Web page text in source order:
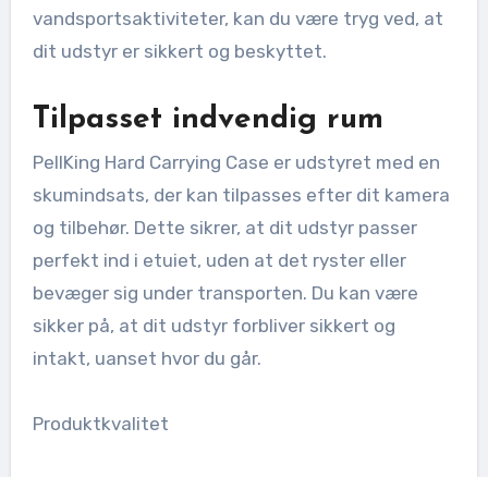
vandsportsaktiviteter, kan du være tryg ved, at
dit udstyr er sikkert og beskyttet.
Tilpasset indvendig rum
PellKing Hard Carrying Case er udstyret med en
skumindsats, der kan tilpasses efter dit kamera
og tilbehør. Dette sikrer, at dit udstyr passer
perfekt ind i etuiet, uden at det ryster eller
bevæger sig under transporten. Du kan være
sikker på, at dit udstyr forbliver sikkert og
intakt, uanset hvor du går.
Produktkvalitet